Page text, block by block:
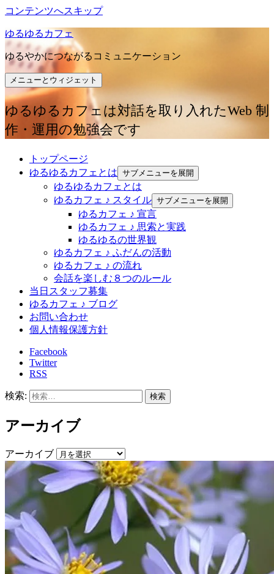
コンテンツへスキップ
ゆるゆるカフェ
ゆるやかにつながるコミュニケーション
メニューとウィジェット
ゆるゆるカフェは対話を取り入れたWeb 制
作・運用の勉強会です
トップページ
ゆるゆるカフェとは サブメニューを展開
ゆるゆるカフェとは
ゆるカフェ ♪ スタイル サブメニューを展開
ゆるカフェ ♪ 宣言
ゆるカフェ ♪ 思索と実践
ゆるゆるの世界観
ゆるカフェ ♪ ふだんの活動
ゆるカフェ ♪ の流れ
会話を楽しむ８つのルール
当日スタッフ募集
ゆるカフェ ♪ ブログ
お問い合わせ
個人情報保護方針
Facebook
Twitter
RSS
検索:
アーカイブ
アーカイブ